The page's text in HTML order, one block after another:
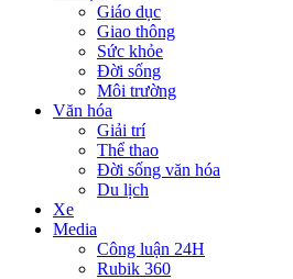
Giáo dục
Giao thông
Sức khỏe
Đời sống
Môi trường
Văn hóa
Giải trí
Thể thao
Đời sống văn hóa
Du lịch
Xe
Media
Công luận 24H
Rubik 360